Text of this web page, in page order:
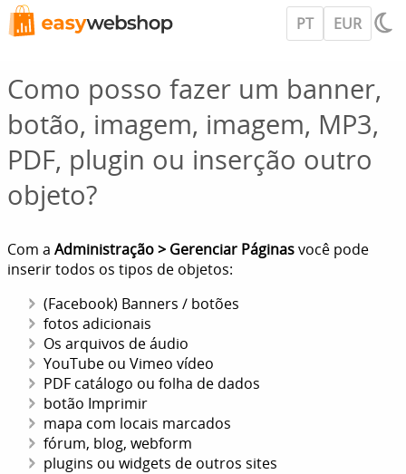
PT EUR
Como posso fazer um banner,
botão, imagem, imagem, MP3,
PDF, plugin ou inserção outro
objeto?
Com a Administração > Gerenciar Páginasvocê pode
inserir todos os tipos de objetos:
(Facebook) Banners / botões
fotos adicionais
Os arquivos de áudio
YouTube ou Vimeo vídeo
PDF catálogo ou folha de dados
botão Imprimir
mapa com locais marcados
fórum, blog, webform
plugins ou widgets de outros sites